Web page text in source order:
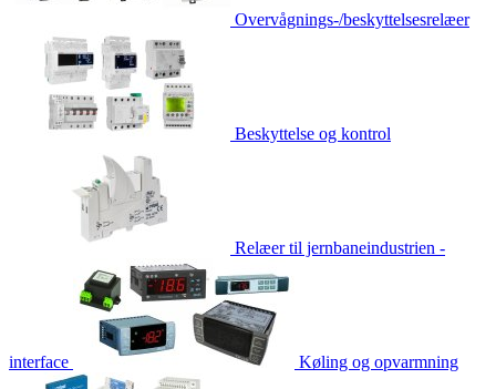
Overvågnings-/beskyttelsesrelæer
Beskyttelse og kontrol
Relæer til jernbaneindustrien -
interface Køling og opvarmning